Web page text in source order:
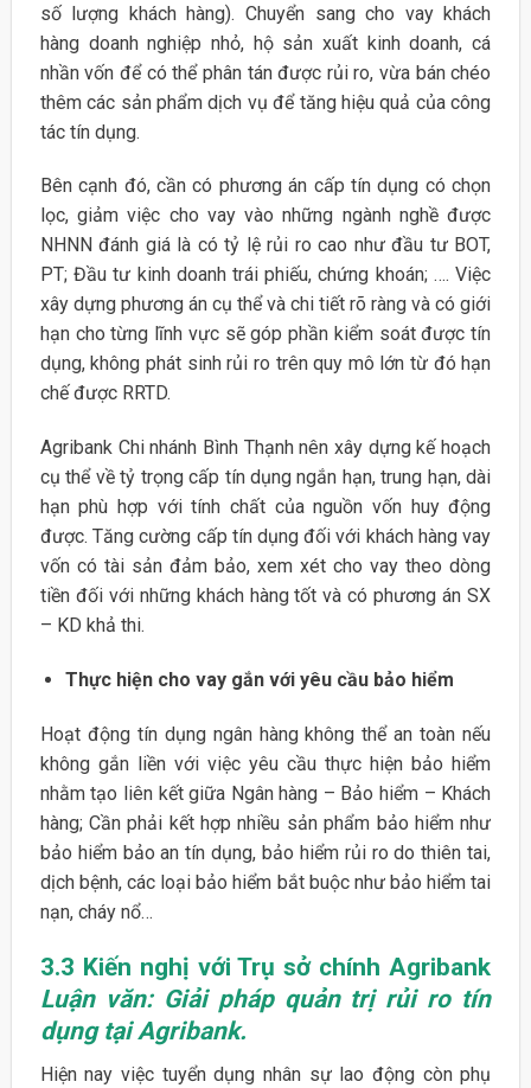
số lượng khách hàng). Chuyển sang cho vay khách
hàng doanh nghiệp nhỏ, hộ sản xuất kinh doanh, cá
nhần vốn để có thể phân tán được rủi ro, vừa bán chéo
thêm các sản phẩm dịch vụ để tăng hiệu quả của công
tác tín dụng.
Bên cạnh đó, cần có phương án cấp tín dụng có chọn
lọc, giảm việc cho vay vào những ngành nghề được
NHNN đánh giá là có tỷ lệ rủi ro cao như đầu tư BOT,
PT; Đầu tư kinh doanh trái phiếu, chứng khoán; …. Việc
xây dựng phương án cụ thể và chi tiết rõ ràng và có giới
hạn cho từng lĩnh vực sẽ góp phần kiểm soát được tín
dụng, không phát sinh rủi ro trên quy mô lớn từ đó hạn
chế được RRTD.
Agribank Chi nhánh Bình Thạnh nên xây dựng kế hoạch
cụ thể về tỷ trọng cấp tín dụng ngắn hạn, trung hạn, dài
hạn phù hợp với tính chất của nguồn vốn huy động
được. Tăng cường cấp tín dụng đối với khách hàng vay
vốn có tài sản đảm bảo, xem xét cho vay theo dòng
tiền đối với những khách hàng tốt và có phương án SX
– KD khả thi.
Thực hiện cho vay gắn với yêu cầu bảo hiểm
Hoạt động tín dụng ngân hàng không thể an toàn nếu
không gắn liền với việc yêu cầu thực hiện bảo hiểm
nhằm tạo liên kết giữa Ngân hàng – Bảo hiểm – Khách
hàng; Cần phải kết hợp nhiều sản phẩm bảo hiểm như
bảo hiểm bảo an tín dụng, bảo hiểm rủi ro do thiên tai,
dịch bệnh, các loại bảo hiểm bắt buộc như bảo hiểm tai
nạn, cháy nổ…
3.3 Kiến nghị với Trụ sở chính Agribank
Luận văn: Giải pháp quản trị rủi ro tín
dụng tại Agribank.
Hiện nay việc tuyển dụng nhân sự lao động còn phụ